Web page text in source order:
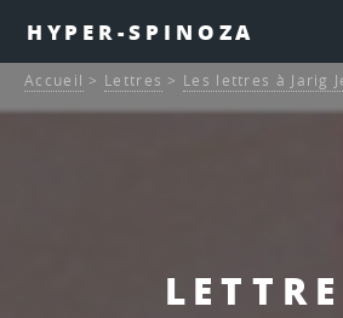
HYPER-SPINOZA
Accueil > Lettres > Les lettres à Jarig